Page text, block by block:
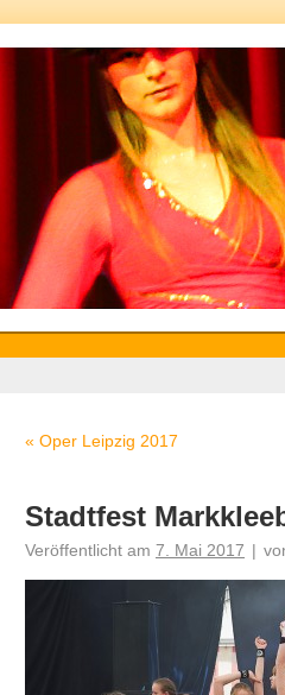
« Oper Leipzig 2017
Stadtfest
Veröffentlicht am 7. Mai 2017 |